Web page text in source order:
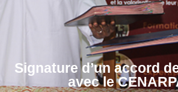
Signature d’un accord
avec le